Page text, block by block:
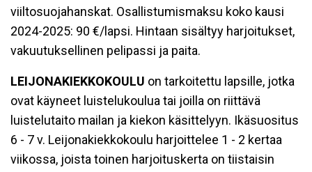
viiltosuojahanskat. Osallistumismaksu koko kausi
2024-2025: 90 €/lapsi. Hintaan sisältyy harjoitukset,
vakuutuksellinen pelipassi ja paita.
LEIJONAKIEKKOKOULU on tarkoitettu lapsille, jotka
ovat käyneet luistelukoulua tai joilla on riittävä
luistelutaito mailan ja kiekon käsittelyyn. Ikäsuositus
6 - 7 v. Leijonakiekkokoulu harjoittelee 1 - 2 kertaa
viikossa, joista toinen harjoituskerta on tiistaisin